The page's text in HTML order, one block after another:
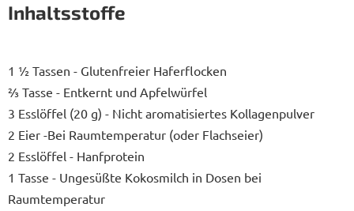
Inhaltsstoffe
1 ½ Tassen - Glutenfreier Haferflocken
⅔ Tasse - Entkernt und Apfelwürfel
3 Esslöffel (20 g) - Nicht aromatisiertes Kollagenpulver
2 Eier -Bei Raumtemperatur (oder Flachseier)
2 Esslöffel - Hanfprotein
1 Tasse - Ungesüßte Kokosmilch in Dosen bei
Raumtemperatur